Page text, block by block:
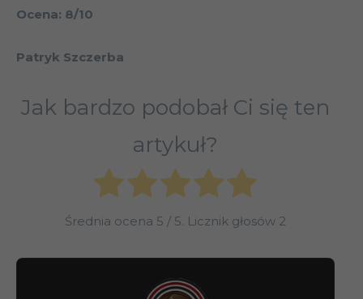
Ocena: 8/10
Patryk Szczerba
Jak bardzo podobał Ci się ten
artykuł?
Średnia ocena 5 / 5. Licznik głosów 2